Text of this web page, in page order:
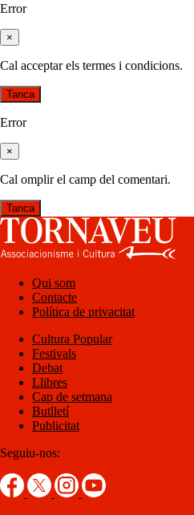
Error
×
Cal acceptar els termes i condicions.
Tanca
Error
×
Cal omplir el camp del comentari.
Tanca
Qui som
Contacte
Política de privacitat
Cultura Popular
Festivals
Debat
Llibres
Cap de setmana
Butlletí
Publicitat
Seguiu-nos: